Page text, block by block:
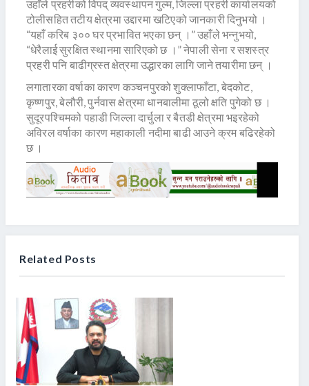
उहाँले प्रहरीको विपद् व्यवस्थापन गुल्म, जिल्ला प्रहरी कार्यालयको
टोलीसहित तटीय क्षेत्रमा उद्दारमा खटिएको जानकारी दिनुभयो ।
“यहाँ करिब ३०० घर प्रभावित भएका छन् ।” उहाँले भन्नुभयो,
“धेरैलाई सुरक्षित स्थानमा सारिएको छ ।” नेपाली सेना र सशस्त्र
प्रहरी पनि बाढीग्रस्त क्षेत्रमा उद्धारका लागि जाने तयारीमा छन् ।
लगातारका वर्षाका कारण कञ्चनपुरको शुक्लाफाँटा, बेदकोट,
कृष्णपुर, बेलौरी, पुर्नवास क्षेत्रमा धानबालीमा ठूलो क्षति पुगेको छ ।
सुदूरपश्चिमको पहाडी जिल्ला दार्चुला र बैतडी क्षेत्रमा भइरहेको
अविरल वर्षाका कारण महाकाली नदीमा बाढी आउने क्रम बढिरहेको
छ ।
Related Posts